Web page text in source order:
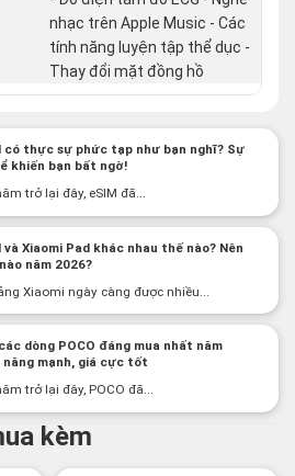
nhạc trên Apple Music - Các
tính năng luyện tập thể dục -
Thay đổi mặt đồng hồ
có thực sự phức tạp như bạn nghĩ? Sự
khiến bạn bất ngờ!
trở lại đây, eSIM đã...
và Xiaomi Pad khác nhau thế nào? Nên
năm 2026?
Xiaomi ngày càng được nhiều...
dòng POCO đáng mua nhất năm
năng mạnh, giá cực tốt
trở lại đây, POCO đã...
kèm